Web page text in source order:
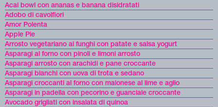
Acai bowl con ananas e banana disidratati
Adobo di cavolfiori
Amor Polenta
Apple Pie
Arrosto vegetariano ai funghi con patate e salsa yogurt
Asparagi al forno con pinoli e limoni arrosto
Asparagi arrosto con arachidi e pane croccante
Asparagi bianchi con uova di trota e sedano
Asparagi croccanti al forno con maionese al lime e aglio
Asparagi in padella con pecorino e guanciale croccante
Avocado grigliati con insalata di quinoa